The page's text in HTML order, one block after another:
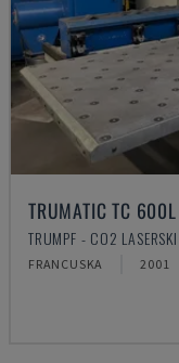
TRUMATIC TC
TRUMPF - CO2
FRANCUSKA 2001